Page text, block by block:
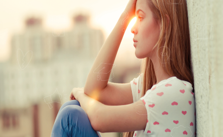
VILLA'S 50 -
'ERGENS IS EEN
PLEK, WAAR IK
WEL WIL ZIJN.'